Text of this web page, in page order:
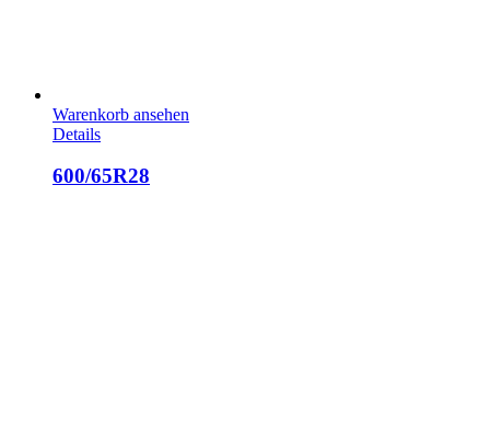
Warenkorb ansehen
Details
600/65R28